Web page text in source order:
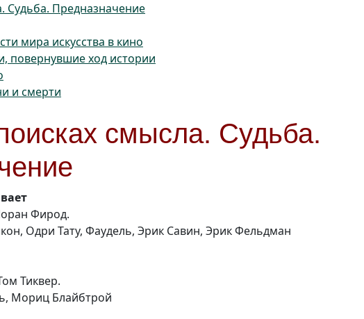
Судьба. Предназначение
мира искусства в кино
повернувшие ход истории
и смерти
смысла. Судьба.
Фирод.
Одри Тату, Фаудель, Эрик Савин, Эрик Фельдман
Тиквер.
Мориц Блайбтрой